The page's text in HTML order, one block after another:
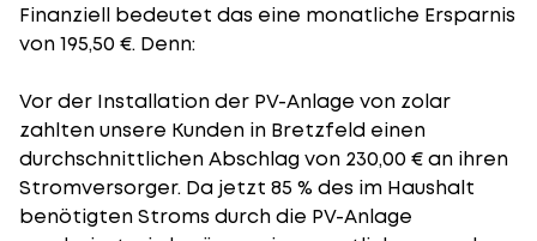
Finanziell bedeutet das eine monatliche Ersparnis
von 195,50 €. Denn:
Vor der Installation der PV-Anlage von zolar
zahlten unsere Kunden in Bretzfeld einen
durchschnittlichen Abschlag von 230,00 € an ihren
Stromversorger. Da jetzt 85 % des im Haushalt
benötigten Stroms durch die PV-Anlage